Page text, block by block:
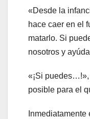
«Desde la
hace caer en el
matarlo. Si
nosotros y
«¡Si
posible para el